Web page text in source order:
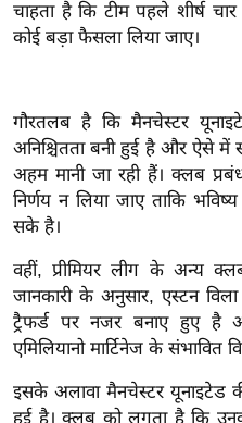
बे
ल
श
ख्सि
य
त
यं
ग
इं
डि
या
सा
चाहता है कि टीम पहले शीर्ष
कोई बड़ा फैसला लिया जाए।
गौरतलब है कि मैनचेस्टर
अनिश्चितता बनी हुई है और ऐसे
अहम मानी जा रही हैं। क्लब
निर्णय न लिया जाए ताकि
सके है।
वहीं, प्रीमियर लीग के अन्य
जानकारी के अनुसार, एस्टन
ट्रैफर्ड पर नजर बनाए हुए है
एमिलियानो मार्टिनेज के
इसके अलावा मैनचेस्टर यूनाइटेड
हुई है। क्लब को लगता है कि